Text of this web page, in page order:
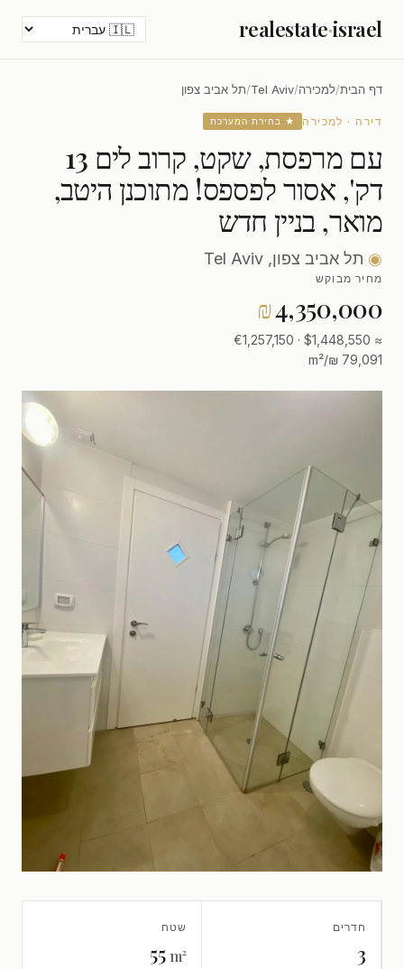
realestate·israel
דף הבית/למכירה/
Tel Aviv
/תל אביב צפון
דירה · למכירה ★ בחירת המערכת
עם מרפסת, שקט, קרוב לים 13
דק', אסור לפספס! מתוכנן היטב,
מואר, בניין חדש
◉ תל אביב צפון, Tel Aviv
מחיר מבוקש
₪4,350,000
≈ $1,448,550 · €1,257,150
79,091 ₪/m²
חדרים
3
שטח
55 m²